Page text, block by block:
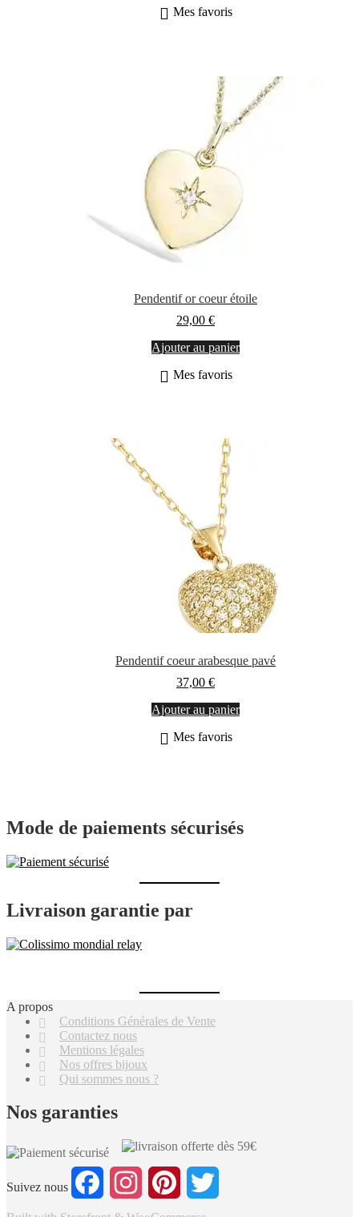
peuvent
être
choisies
sur
Mes favoris
Pendentif or coeur étoile
29,00 €
Ajouter au panier
Mes favoris
Pendentif coeur arabesque pavé
37,00 €
Ajouter au panier
Mes favoris
Mode de paiements sécurisés
Livraison garantie par
A propos
Conditions Générales de Vente
Contactez nous
Mentions légales
Nos offres bijoux
Qui sommes nous ?
Nos garanties
Suivez nous FacebookInstagramPinterest